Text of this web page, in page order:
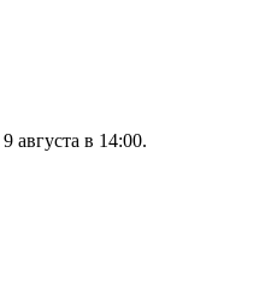
9 августа в 14:00.